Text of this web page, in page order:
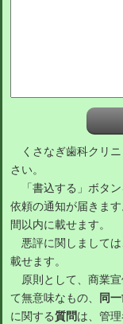
くさなぎ歯科クリニ
さい。
「書込する」ボタン
依頼の通知が届きま
間以内に載せます。
悪評に関しましては
載せます。
原則として、商業宣
て無意味なもの、
同
に関する質問は、管